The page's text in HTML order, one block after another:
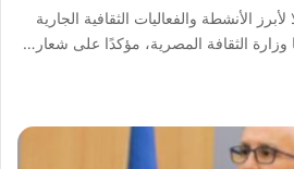
الأنشطة والفعاليات الثقافية الجارية
وزارة الثقافة المصرية، مؤكدًا على شعار…